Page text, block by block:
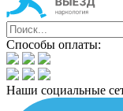
Способы оплаты:
Наши социальные